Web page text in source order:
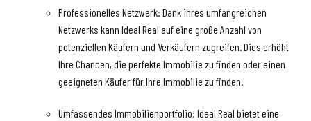
Professionelles Netzwerk: Dank ihres umfangreichen
Netzwerks kann Ideal Real auf eine große Anzahl von
potenziellen Käufern und Verkäufern zugreifen. Dies erhöht
Ihre Chancen, die perfekte Immobilie zu finden oder einen
geeigneten Käufer für Ihre Immobilie zu finden.
Umfassendes Immobilienportfolio: Ideal Real bietet eine